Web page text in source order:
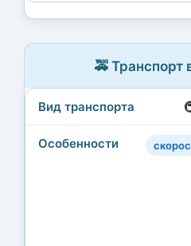
🚕 Транспорт